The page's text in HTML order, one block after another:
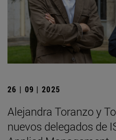
26 | 09 | 2025
Alejandra Toranzo y
nuevos delegados de